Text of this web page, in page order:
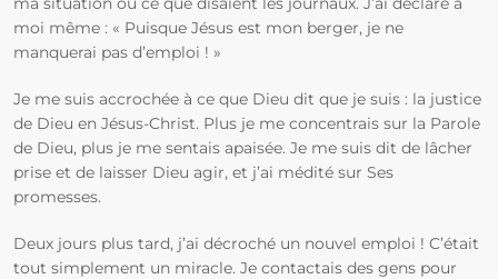
moi même : « Puisque Jésus est mon berger, je ne
manquerai pas d’emploi ! »
Je me suis accrochée à ce que Dieu dit que je suis : la justice
de Dieu en Jésus-Christ. Plus je me concentrais sur la Parole
de Dieu, plus je me sentais apaisée. Je me suis dit de lâcher
prise et de laisser Dieu agir, et j’ai médité sur Ses
promesses.
Deux jours plus tard, j’ai décroché un nouvel emploi ! C’était
tout simplement un miracle. Je contactais des gens pour